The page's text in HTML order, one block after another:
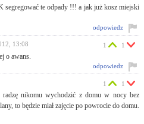
segregować te odpady !!! a jak już kosz miejski
odpowiedz
13:08
o awans.
1 1
odpowiedz
nikomu wychodzić z domu w nocy bez
to będzie miał zajęcie po powrocie do domu.
1 1